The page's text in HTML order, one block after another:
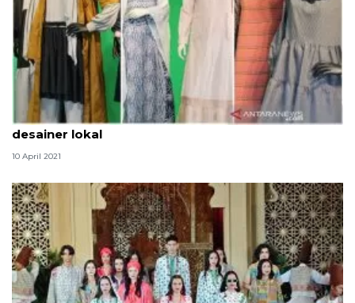
Central x Blibli Festive Ramadan 2021 gandeng
desainer lokal
10 April 2021